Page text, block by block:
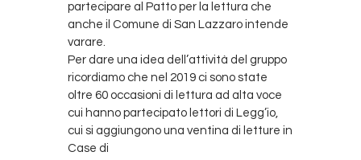
partecipare al Patto per la lettura che
anche il Comune di San Lazzaro intende
varare.
Per dare una idea dell’attività del gruppo
ricordiamo che nel 2019 ci sono state
oltre 60 occasioni di lettura ad alta voce
cui hanno partecipato lettori di Legg’io,
cui si aggiungono una ventina di letture in
Case di